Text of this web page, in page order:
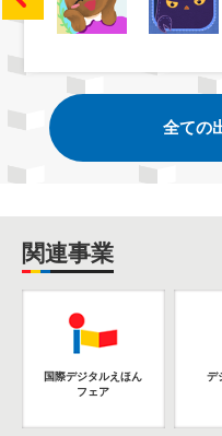
全ての
関連事業
国際デジタルえほん
フェア
デ